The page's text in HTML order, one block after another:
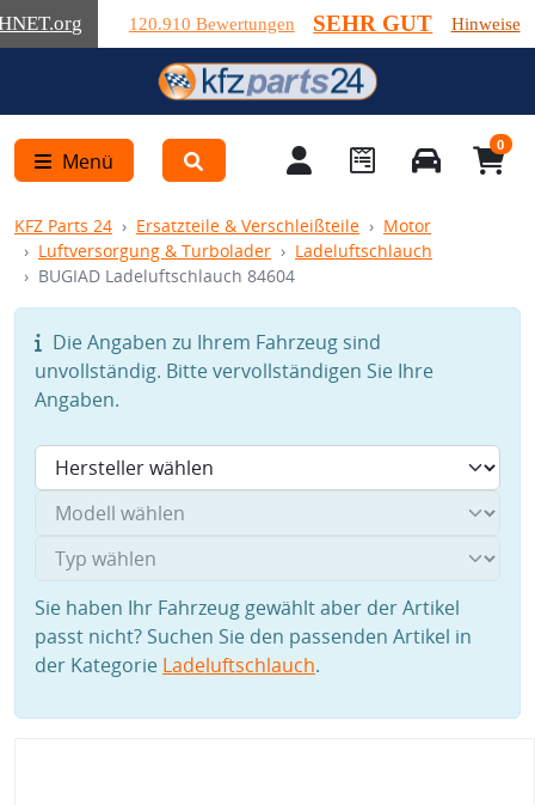
.org 120.910 Bewertungen SEHR GUT Hinweise
Menü
0
KFZ Parts 24 Ersatzteile & Verschleißteile
Motor
Luftversorgung & Turbolader
Ladeluftschlauch
BUGIAD Ladeluftschlauch 84604
Die Angaben zu Ihrem Fahrzeug sind
unvollständig. Bitte vervollständigen Sie Ihre
Angaben.
Sie haben Ihr Fahrzeug gewählt aber der Artikel
passt nicht? Suchen Sie den passenden Artikel in
der Kategorie Ladeluftschlauch.